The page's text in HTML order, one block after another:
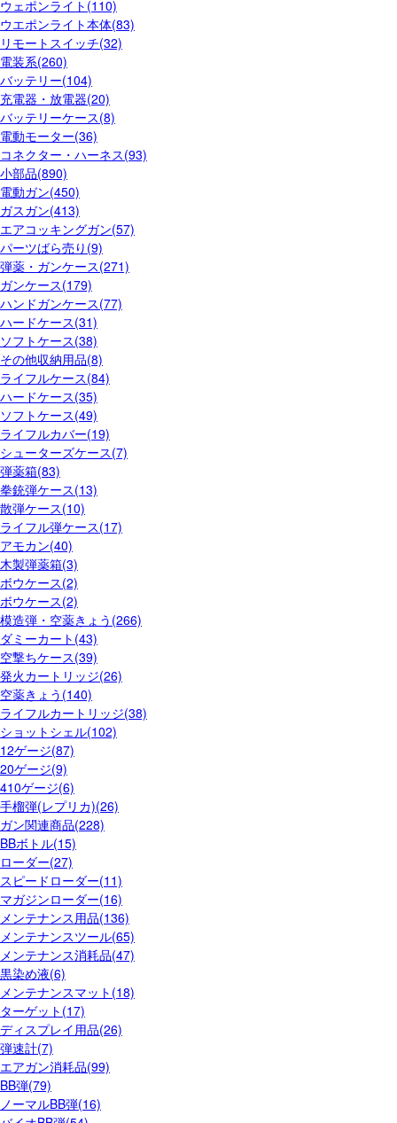
ウェポンライト(110)
ウエポンライト本体(83)
リモートスイッチ(32)
電装系(260)
バッテリー(104)
充電器・放電器(20)
バッテリーケース(8)
電動モーター(36)
コネクター・ハーネス(93)
小部品(890)
電動ガン(450)
ガスガン(413)
エアコッキングガン(57)
パーツばら売り(9)
弾薬・ガンケース(271)
ガンケース(179)
ハンドガンケース(77)
ハードケース(31)
ソフトケース(38)
その他収納用品(8)
ライフルケース(84)
ハードケース(35)
ソフトケース(49)
ライフルカバー(19)
シューターズケース(7)
弾薬箱(83)
拳銃弾ケース(13)
散弾ケース(10)
ライフル弾ケース(17)
アモカン(40)
木製弾薬箱(3)
ボウケース(2)
ボウケース(2)
模造弾・空薬きょう(266)
ダミーカート(43)
空撃ちケース(39)
発火カートリッジ(26)
空薬きょう(140)
ライフルカートリッジ(38)
ショットシェル(102)
12ゲージ(87)
20ゲージ(9)
410ゲージ(6)
手榴弾(レプリカ)(26)
ガン関連商品(228)
BBボトル(15)
ローダー(27)
スピードローダー(11)
マガジンローダー(16)
メンテナンス用品(136)
メンテナンスツール(65)
メンテナンス消耗品(47)
黒染め液(6)
メンテナンスマット(18)
ターゲット(17)
ディスプレイ用品(26)
弾速計(7)
エアガン消耗品(99)
BB弾(79)
ノーマルBB弾(16)